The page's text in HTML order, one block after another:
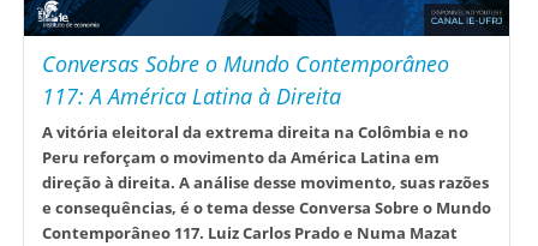
Conversas Sobre o Mundo Contemporâneo
117: A América Latina à Direita
A vitória eleitoral da extrema direita na Colômbia e no
Peru reforçam o movimento da América Latina em
direção à direita. A análise desse movimento, suas razões
e consequências, é o tema desse Conversa Sobre o Mundo
Contemporâneo 117. Luiz Carlos Prado e Numa Mazat